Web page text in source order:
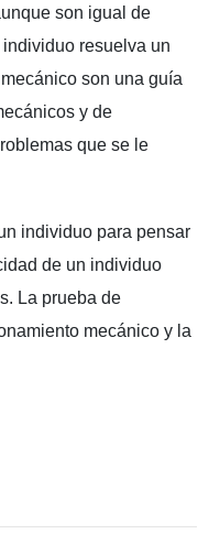
son igual de
resuelva un
son una guía
y de
que se le
individuo para pensar
de un individuo
La prueba de
mecánico y la